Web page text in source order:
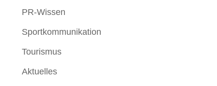
PR-Wissen
Sportkommunikation
Tourismus
Aktuelles